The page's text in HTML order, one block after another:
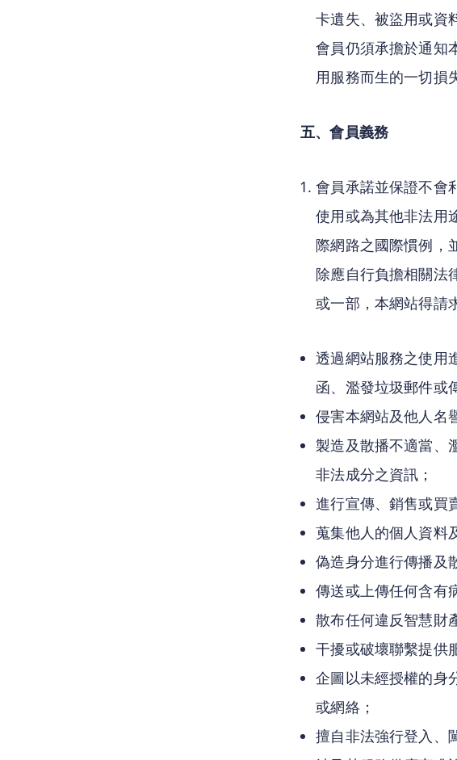
卡遺失、被盜用或資
會員仍須承擔於通知
用服務而生的一切損
五、會員義務
會員承諾並保證不會
使用或為其他非法用
際網路之國際慣例，
除應自行負擔相關法
或一部，本網站得請
透過網站服務之使用
函、濫發垃圾郵件或
侵害本網站及他人名
製造及散播不適當、
非法成分之資訊；
進行宣傳、銷售或買
蒐集他人的個人資料
偽造身分進行傳播及
傳送或上傳任何含有
散布任何違反智慧財
干擾或破壞聯繫提供
企圖以未經授權的身
或網絡；
擅自非法強行登入、